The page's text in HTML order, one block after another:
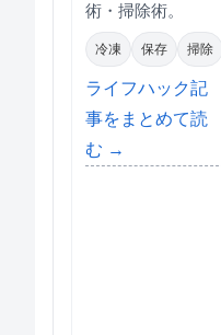
術・掃除術。
冷凍 保存 掃除
ライフハック記
事をまとめて読
む →